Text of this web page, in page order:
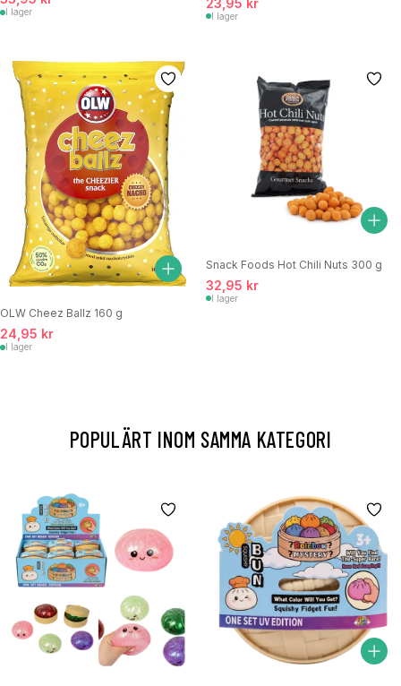
I lager I lager
OLW Cheez Ballz 160 g
24,95 kr
I lager
Snack Foods Hot Chili Nuts 300 g
32,95 kr
I lager
POPULÄRT INOM SAMMA KATEGORI